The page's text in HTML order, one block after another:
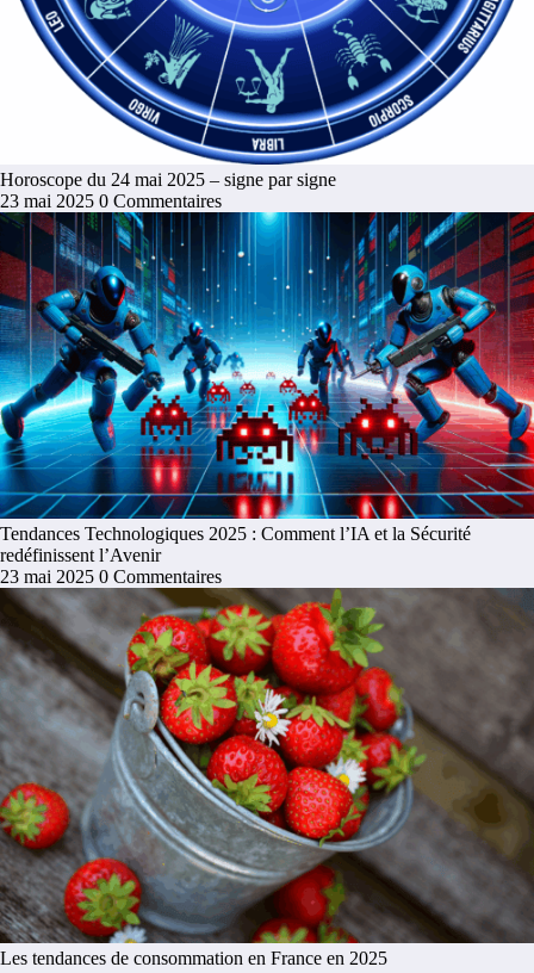
Horoscope du 24 mai 2025 – signe par signe
23 mai 2025 0 Commentaires
Tendances Technologiques 2025 : Comment l’IA et la Sécurité
redéfinissent l’Avenir
23 mai 2025 0 Commentaires
Les tendances de consommation en France en 2025